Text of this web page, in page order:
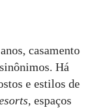
casamento
Há
e estilos de
, espaços